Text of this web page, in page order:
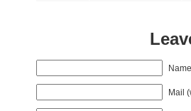
Name
Mail